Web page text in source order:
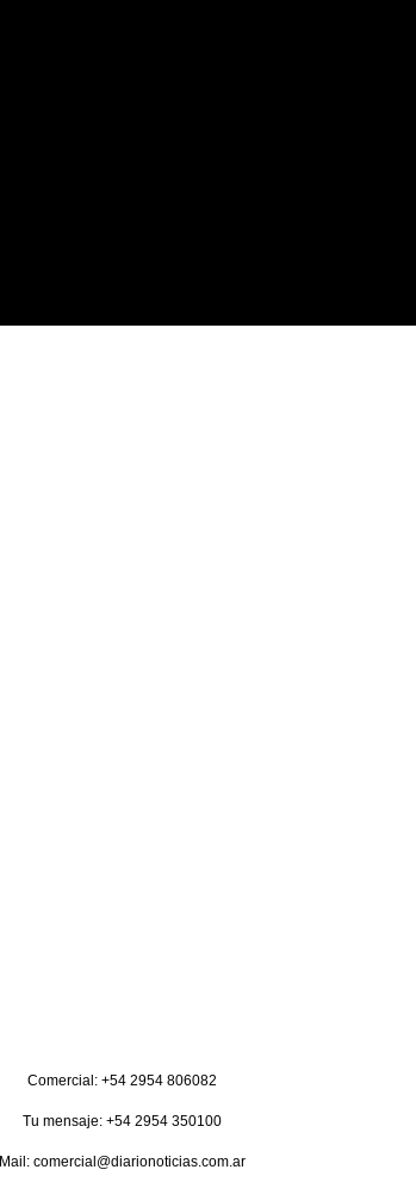
Comercial: +54 2954 806082
Tu mensaje: +54 2954 350100
Mail: comercial@diarionoticias.com.ar